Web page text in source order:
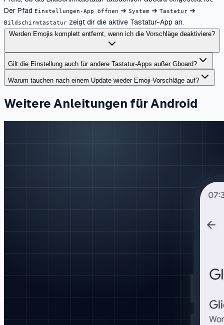
Der Pfad Einstellungen-App öffnen ➔ System ➔ Tastatur ➔
Bildschirmtastatur zeigt dir die aktive Tastatur-App an.
Werden Emojis komplett entfernt, wenn ich die Vorschläge deaktiviere?
Gilt die Einstellung auch für andere Tastatur-Apps außer Gboard?
Warum tauchen nach einem Update wieder Emoji-Vorschläge auf?
Weitere Anleitungen für Android